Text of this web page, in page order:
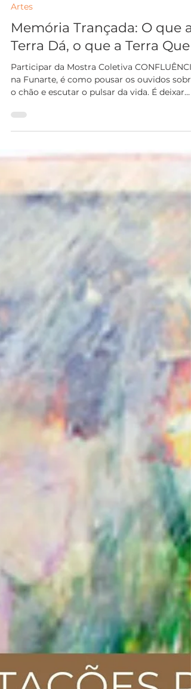
Ana Carmen Nogueira
24 de out. de 2025
Artes
Memória Trançada: O que a
Terra Dá, o que a Terra Quer
Participar da Mostra Coletiva
o chão e escutar o pulsar da vida. É deixar
histórias, das raízes que me atravessam.
Minha obra nasce desse gesto de escuta:
escuta que não se apressa, que se curva, que
se deixa tocar pelos ciclos que sustentam o